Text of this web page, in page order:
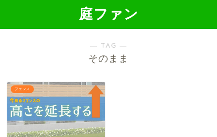
庭ファン
― TAG ―
そのまま
フェンス